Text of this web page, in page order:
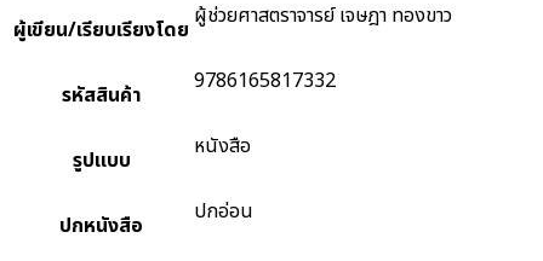
ผู้เขียน/เรียบเรียงโดย ผู้ช่วยศาสตราจารย์ เจษฎา ทองขาว
รหัสสินค้า 9786165817332
รูปแบบ หนังสือ
ปกหนังสือ ปกอ่อน